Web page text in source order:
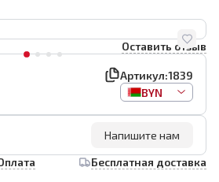
Оставить отзыв
Артикул:1839
BYN
Напишите нам
Бесплатная доставка